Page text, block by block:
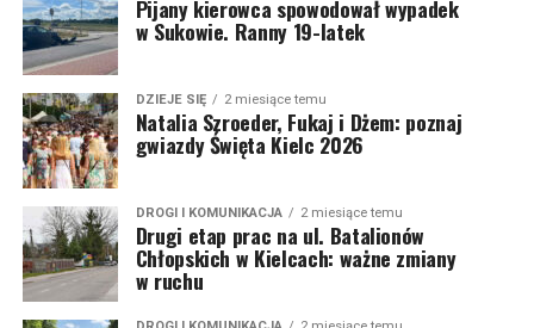
Pijany kierowca spowodował wypadek
w Sukowie. Ranny 19-latek
DZIEJE SIĘ 2 miesiące temu
Natalia Szroeder, Fukaj i Dżem: poznaj
gwiazdy Święta Kielc 2026
DROGI I KOMUNIKACJA 2 miesiące temu
Drugi etap prac na ul. Batalionów
Chłopskich w Kielcach: ważne zmiany
w ruchu